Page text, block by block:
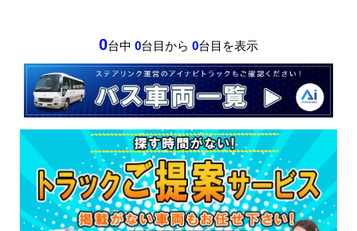
0台中 0台目から 0台目を表示